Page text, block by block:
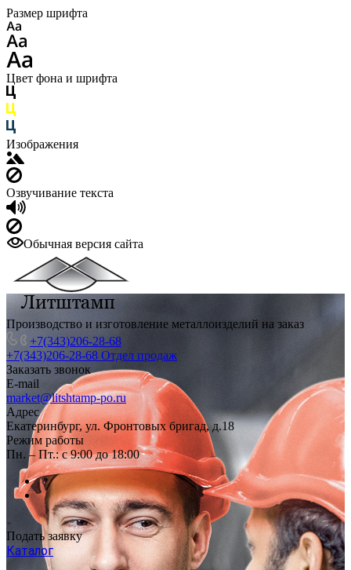
Размер шрифта
Цвет фона и шрифта
Изображения
Озвучивание текста
Обычная версия сайта
Производство и изготовление металлоизделий на заказ
+7(343)206-28-68
+7(343)206-28-68 Отдел продаж
Заказать звонок
E-mail
market@litshtamp-po.ru
Адрес
Екатеринбург, ул. Фронтовых бригад, д.18
Режим работы
Пн. – Пт.: с 9:00 до 18:00
Подать заявку
Каталог